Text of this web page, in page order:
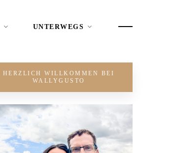
UNTERWEGS
HERZLICH WILLKOMMEN BEI
WALLYGUSTO